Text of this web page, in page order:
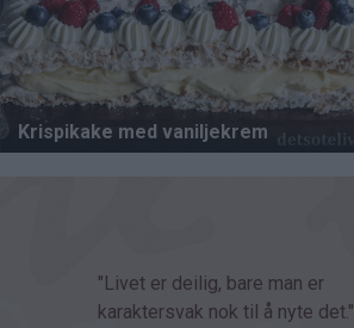
"Livet er deilig, bare man er
karaktersvak nok til å nyte det."